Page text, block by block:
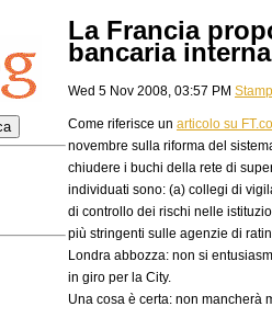
La Francia
bancaria
Wed 5 Nov 2008, 03:57 PM
Come riferisce un articolo su
novembre sulla riforma del
chiudere i buchi della rete di
individuati sono: (a) collegi di
di controllo dei rischi nelle
più stringenti sulle agenzie di
Londra abbozza: non si
in giro per la City.
Una cosa è certa: non mancherà